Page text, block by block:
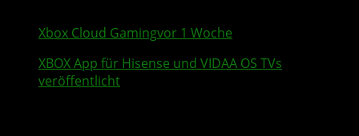
Xbox Cloud Gamingvor 1 Woche
XBOX App für Hisense und VIDAA OS TVs
veröffentlicht